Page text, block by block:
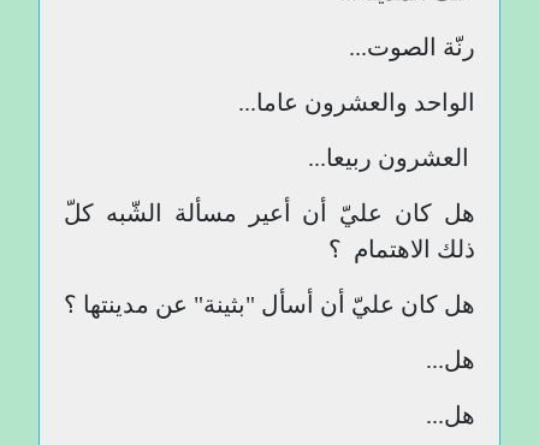
رنّة الصوت...
الواحد والعشرون عاما...
العشرون ربيعا...
هل كان عليّ أن أعير مسألة الشّبه كلّ
ذلك الاهتمام ؟
هل كان عليّ أن أسأل "بثينة" عن مدينتها ؟
هل...
هل...